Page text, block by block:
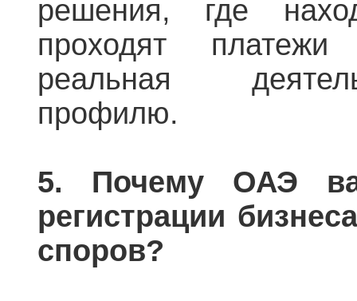
решения, где
проходят
реальная
профилю.
5. Почему ОАЭ
регистрации
споров?